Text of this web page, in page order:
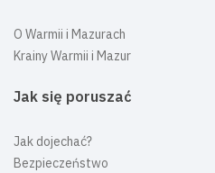
O Warmii i Mazurach
Krainy Warmii i Mazur
Jak się poruszać
Jak dojechać?
Bezpieczeństwo